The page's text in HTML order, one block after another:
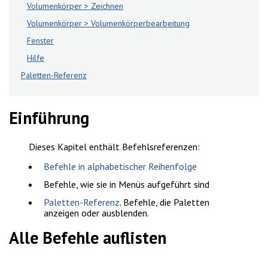
Volumenkörper > Zeichnen
Volumenkörper > Volumenkörperbearbeitung
Fenster
Hilfe
Paletten-Referenz
Einführung
Dieses Kapitel enthält Befehlsreferenzen:
Befehle in alphabetischer Reihenfolge
Befehle, wie sie in Menüs aufgeführt sind
Paletten-Referenz. Befehle, die Paletten
anzeigen oder ausblenden.
Alle Befehle auflisten